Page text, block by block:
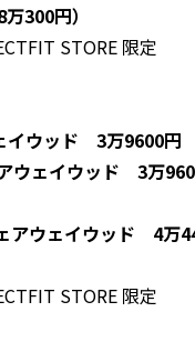
300円）
STORE 限定
イウッド 3万9600円
ウェイウッド 3万
アウェイウッド 4万
STORE 限定